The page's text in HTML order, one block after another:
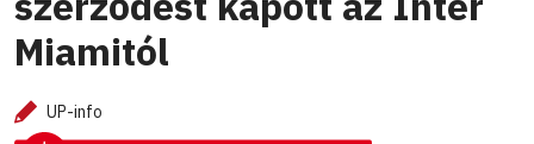
Miamitól
UP-info